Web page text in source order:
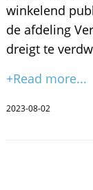
winkelend
de afdeling
dreigt te
+Read more...
2023-08-02